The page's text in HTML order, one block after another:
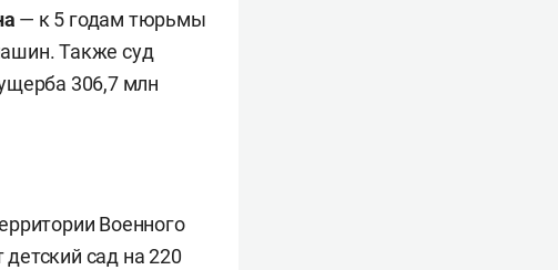
— к 5 годам тюрьмы
Также суд
306,7 млн
Военного
сад на 220